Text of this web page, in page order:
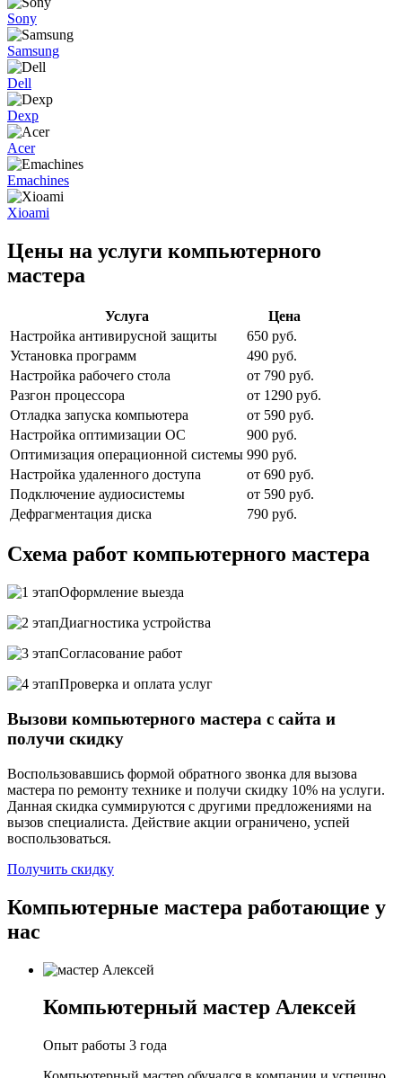
Sony
Samsung
Dell
Dexp
Acer
Emachines
Xioami
Цены на услуги компьютерного
мастера
Услуга
Цена
Настройка антивирусной защиты
650 руб.
Установка программ
490 руб.
Настройка рабочего стола
от 790 руб.
Разгон процессора
от 1290 руб.
Отладка запуска компьютера
от 590 руб.
Настройка оптимизации ОС
900 руб.
Оптимизация операционной системы 990 руб.
Настройка удаленного доступа
от 690 руб.
Подключение аудиосистемы
от 590 руб.
Дефрагментация диска
790 руб.
Схема работ компьютерного мастера
Оформление выезда
Диагностика устройства
Согласование работ
Проверка и оплата услуг
Вызови компьютерного мастера с сайта и
получи скидку
Воспользовавшись формой обратного звонка для вызова
мастера по ремонту технике и получи скидку 10% на услуги.
Данная скидка суммируются с другими предложениями на
вызов специалиста. Действие акции ограничено, успей
воспользоваться.
Получить скидку
Компьютерные мастера работающие у
нас
Компьютерный мастер Алексей
Опыт работы 3 года